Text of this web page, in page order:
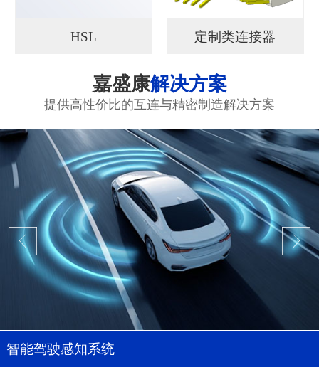
HSL 定制类连接器
嘉盛康解决方案
提供高性价比的互连与精密制造解决方案
智能驾驶感知系统